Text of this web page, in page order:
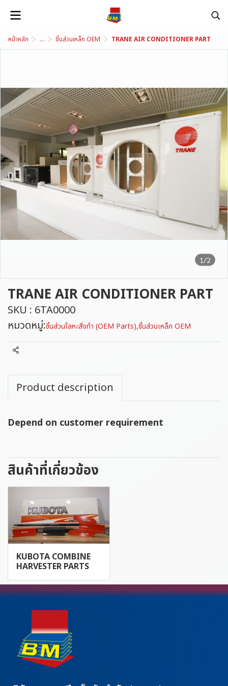
หน้าหลัก ... ชิ้นส่วนเหล็ก OEM TRANE AIR CONDITIONER PART
1/2
TRANE AIR CONDITIONER PART
SKU : 6TA0000
หมวดหมู่:ชิ้นส่วนโลหะสั่งทำ (OEM Parts),ชิ้นส่วนเหล็ก OEM
แชร์
Product description
Depend on customer requirement
สินค้าที่เกี่ยวข้อง
KUBOTA COMBINE
HARVESTER PARTS